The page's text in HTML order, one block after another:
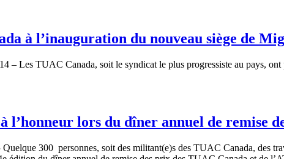
à l’inauguration du nouveau siège de
– Les TUAC Canada, soit le syndicat le plus progressiste au pays,
l’honneur lors du dîner annuel de remise
300 personnes, soit des militant(e)s des TUAC Canada, des